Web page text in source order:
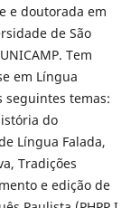
e doutorada em
de São
Tem
em Língua
seguintes temas:
do
Língua Falada,
Tradições
e edição de